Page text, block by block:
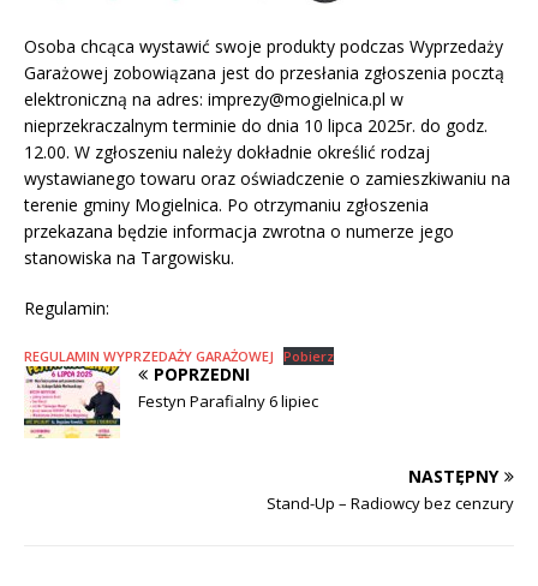
Osoba chcąca wystawić swoje produkty podczas Wyprzedaży
Garażowej zobowiązana jest do przesłania zgłoszenia pocztą
elektroniczną na adres: imprezy@mogielnica.pl w
nieprzekraczalnym terminie do dnia 10 lipca 2025r. do godz.
12.00. W zgłoszeniu należy dokładnie określić rodzaj
wystawianego towaru oraz oświadczenie o zamieszkiwaniu na
terenie gminy Mogielnica. Po otrzymaniu zgłoszenia
przekazana będzie informacja zwrotna o numerze jego
stanowiska na Targowisku.
Regulamin:
REGULAMIN WYPRZEDAŻY GARAŻOWEJ Pobierz
POPRZEDNI
Festyn Parafialny 6 lipiec
NASTĘPNY
Stand-Up – Radiowcy bez cenzury